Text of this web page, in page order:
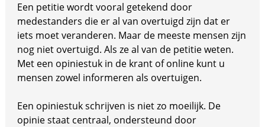
Een petitie wordt vooral getekend door
medestanders die er al van overtuigd zijn dat er
iets moet veranderen. Maar de meeste mensen zijn
nog niet overtuigd. Als ze al van de petitie weten.
Met een opiniestuk in de krant of online kunt u
mensen zowel informeren als overtuigen.
Een opiniestuk schrijven is niet zo moeilijk. De
opinie staat centraal, ondersteund door